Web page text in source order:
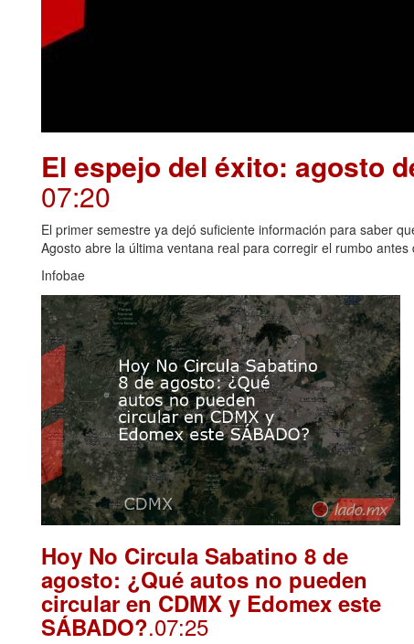
El espejo del éxito: agosto
07:20
El primer semestre ya dejó suficiente información para saber
Agosto abre la última ventana real para corregir el rumbo
Infobae
Hoy No Circula Sabatino 8 de
agosto: ¿Qué autos no pueden
circular en CDMX y Edomex este
SÁBADO?.07:25